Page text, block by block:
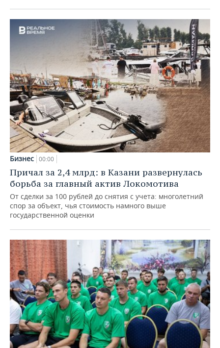
Бизнес 00:00
Причал за 2,4 млрд: в Казани развернулась
борьба за главный актив Локомотива
От сделки за 100 рублей до снятия с учета: многолетний
спор за объект, чья стоимость намного выше
государственной оценки